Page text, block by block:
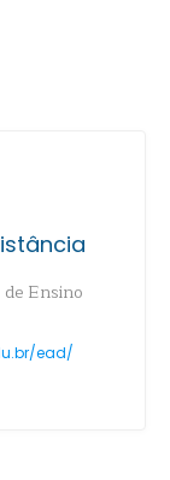
Ensino
ead/